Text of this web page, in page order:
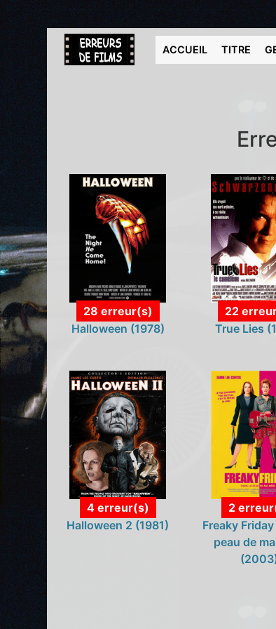
ACCUEIL TITRE
28 erreur(s)
Halloween (1978)
22
True Lies
4 erreur(s)
Halloween 2 (1981)
2
Freaky
peau de